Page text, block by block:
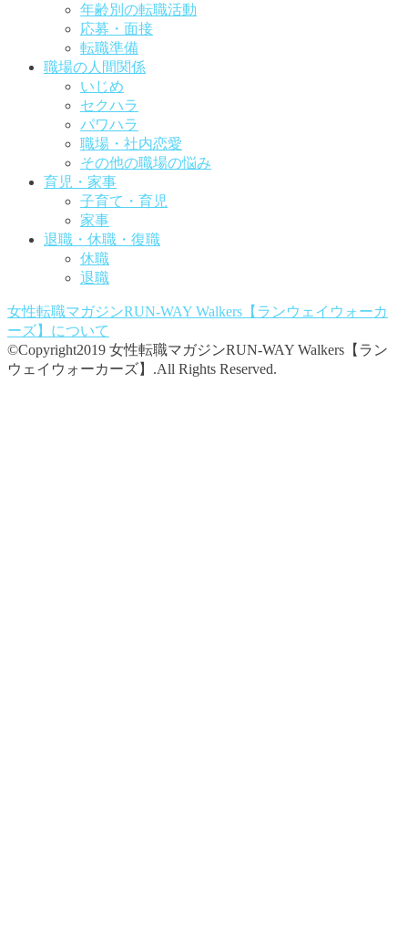
年齢別の転職活動
応募・面接
転職準備
職場の人間関係
いじめ
セクハラ
パワハラ
職場・社内恋愛
その他の職場の悩み
育児・家事
子育て・育児
家事
退職・休職・復職
休職
退職
女性転職マガジンRUN-WAY Walkers【ランウェイウォーカ
ーズ】 について
©Copyright2019 女性転職マガジンRUN-WAY Walkers【ラン
ウェイウォーカーズ】.All Rights Reserved.